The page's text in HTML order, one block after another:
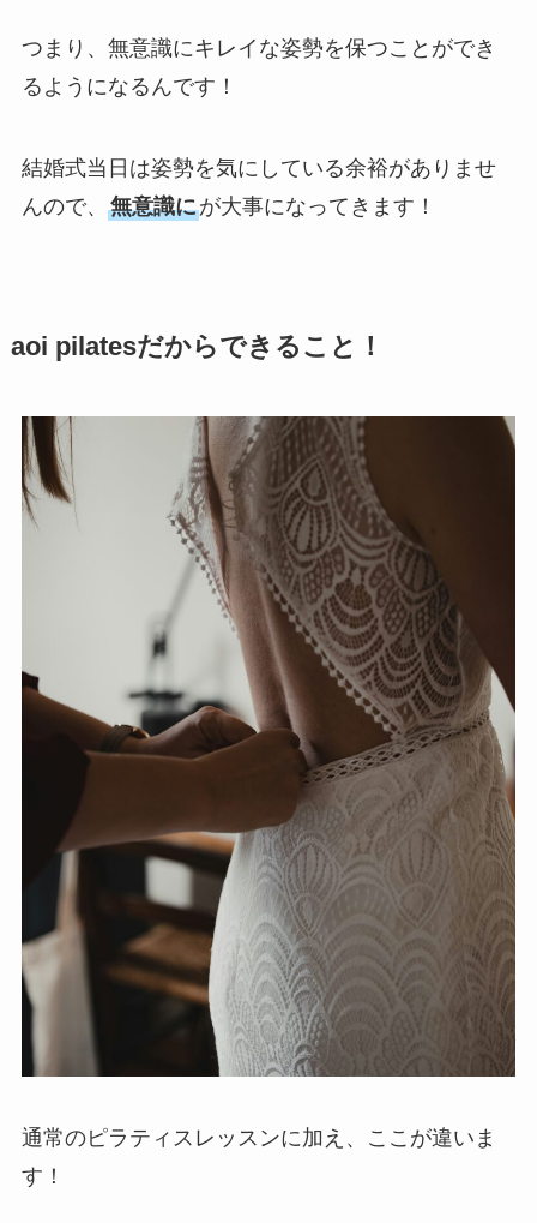
つまり、無意識にキレイな姿勢を保つことができ
るようになるんです！
結婚式当日は姿勢を気にしている余裕がありませ
んので、 無意識にが大事になってきます！
aoi pilatesだからできること！
通常のピラティスレッスンに加え、ここが違いま
す！